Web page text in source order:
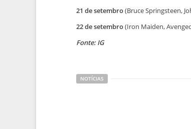
21 de setembro(Bruce Springsteen,
22 de setembro(Iron Maiden,
Fonte: IG
NOTÍCIAS